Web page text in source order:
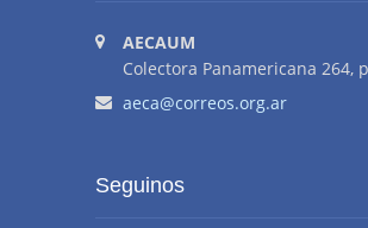
AECAUM
Colectora Panamericana 264,
aeca@correos.org.ar
Seguinos